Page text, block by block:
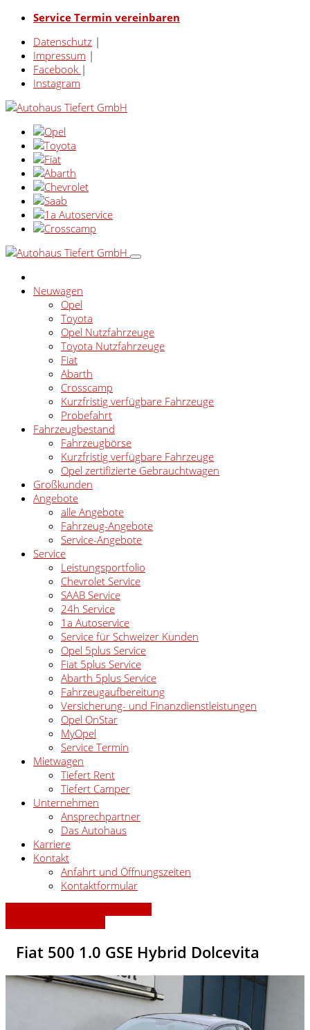
Service Termin vereinbaren
Datenschutz |
Impressum |
Facebook |
Instagram
Neuwagen
Opel
Toyota
Opel Nutzfahrzeuge
Toyota Nutzfahrzeuge
Fiat
Abarth
Crosscamp
Kurzfristig verfügbare Fahrzeuge
Probefahrt
Fahrzeugbestand
Fahrzeugbörse
Kurzfristig verfügbare Fahrzeuge
Opel zertifizierte Gebrauchtwagen
Großkunden
Angebote
alle Angebote
Fahrzeug-Angebote
Service-Angebote
Service
Leistungsportfolio
Chevrolet Service
SAAB Service
24h Service
1a Autoservice
Service für Schweizer Kunden
Opel 5plus Service
Fiat 5plus Service
Abarth 5plus Service
Fahrzeugaufbereitung
Versicherung- und Finanzdienstleistungen
Opel OnStar
MyOpel
Service Termin
Mietwagen
Tiefert Rent
Tiefert Camper
Unternehmen
Ansprechpartner
Das Autohaus
Karriere
Kontakt
Anfahrt und Öffnungszeiten
Kontaktformular
Fiat 500 1.0 GSE Hybrid Dolcevita